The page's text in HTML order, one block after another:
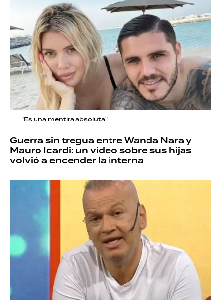
"Es una mentira absoluta"
Guerra sin tregua entre Wanda Nara y
Mauro Icardi: un video sobre sus hijas
volvió a encender la interna